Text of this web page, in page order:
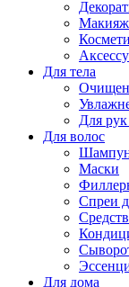
Макияж
Для тела
Для
Для волос
Маски
Спреи
Для дома